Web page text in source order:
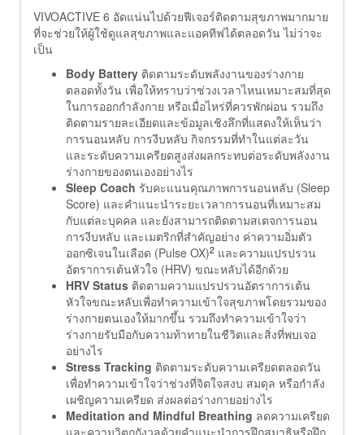
VIVOACTIVE 6 อัดแน่นไปด้วยฟีเจอร์ติดตามสุขภาพมากมาย
ที่จะช่วยให้ผู้ใช้ดูแลสุขภาพและแอคทีฟได้ตลอดวัน ไม่ว่าจะ
เป็น
Body Battery ติดตามระดับพลังงานของร่างกาย
ตลอดทั้งวัน เพื่อให้ทราบว่าช่วงเวลาไหนเหมาะสมที่สุด
ในการออกกำลังกาย หรือเมื่อไหร่ที่ควรพักผ่อน รวมถึง
ติดตามรายละเอียดและข้อมูลเชิงลึกที่แสดงให้เห็นว่า
การนอนหลับ การงีบหลับ กิจกรรมที่ทำในแต่ละวัน
และระดับความเครียดสูงส่งผลกระทบต่อระดับพลังงาน
ร่างกายของตนเองอย่างไร
Sleep Coach รับคะแนนคุณภาพการนอนหลับ (Sleep
Score) และคำแนะนำระยะเวลาการนอนที่เหมาะสม
กับแต่ละบุคคล และยังสามารถติดตามสเตจการนอน
การงีบหลับ และเมตริกที่สำคัญอย่าง ค่าความอิ่มตัว
ออกซิเจนในเลือด (Pulse OX)2 และความแปรปรวน
อัตราการเต้นหัวใจ (HRV) ขณะหลับได้อีกด้วย
HRV Status ติดตามความแปรปรวนอัตราการเต้น
หัวใจขณะหลับเพื่อทำความเข้าใจสุขภาพโดยรวมของ
ร่างกายตนเองให้มากขึ้น รวมถึงทำความเข้าใจว่า
ร่างกายรับมือกับความท้าทายในชีวิตและสิ่งที่พบเจอ
อย่างไร
Stress Tracking ติดตามระดับความเครียดตลอดวัน
เพื่อทำความเข้าใจว่าช่วงที่จิตใจสงบ สมดุล หรือกำลัง
เผชิญความเครียด ส่งผลต่อร่างกายอย่างไร
Meditation and Mindful Breathing ลดความเครียด